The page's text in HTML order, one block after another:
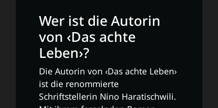
Wer ist die Autorin
von ‹Das achte
Leben›?
Die Autorin von ‹Das achte Leben›
ist die renommierte
Schriftstellerin Nino Haratischwili.